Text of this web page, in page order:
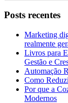
por:
Posts recentes
Marketing
realmente
Livros para
Gestão e
Automação
Como
Por que a
Modernos